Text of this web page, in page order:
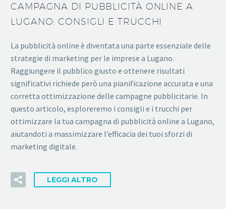
CAMPAGNA DI PUBBLICITÀ ONLINE A
LUGANO: CONSIGLI E TRUCCHI
La pubblicità online è diventata una parte essenziale delle
strategie di marketing per le imprese a Lugano.
Raggiungere il pubblico giusto e ottenere risultati
significativi richiede però una pianificazione accurata e una
corretta ottimizzazione delle campagne pubblicitarie. In
questo articolo, esploreremo i consigli e i trucchi per
ottimizzare la tua campagna di pubblicità online a Lugano,
aiutandoti a massimizzare l’efficacia dei tuoi sforzi di
marketing digitale.
LEGGI ALTRO